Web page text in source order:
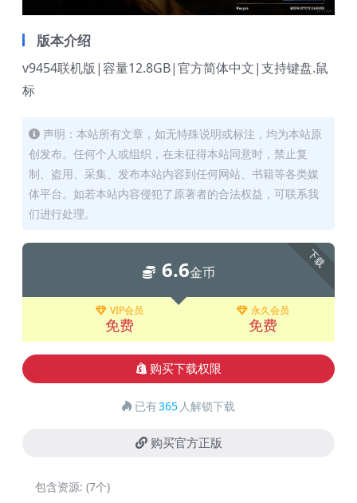
版本介绍
v9454联机版|容量12.8GB|官方简体中文|支持键盘.鼠
标
声明：本站所有文章，如无特殊说明或标注，均为本站原
创发布。任何个人或组织，在未征得本站同意时，禁止复
制、盗用、采集、发布本站内容到任何网站、书籍等各类媒
体平台。如若本站内容侵犯了原著者的合法权益，可联系我
们进行处理。
下载
6.6金币
VIP会员
免费
永久会员
免费
购买下载权限
已有365 人解锁下载
购买官方正版
包含资源: (7个)